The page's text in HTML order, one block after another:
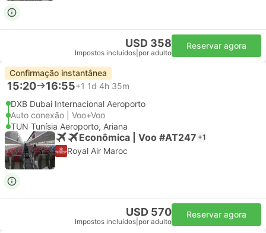
USD 358
Impostos incluídos por adulto
Reservar agora
Confirmação instantânea
15:20 16:55+1 1d 4h 35m
DXB Dubai Internacional Aeroporto
Auto conexão | Voo+Voo
TUN Tunísia Aeroporto, Ariana
Econômica | Voo #AT247 +1
Royal Air Maroc
USD 570
Impostos incluídos por adulto
Reservar agora